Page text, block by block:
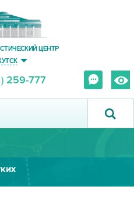
ЦЕНТР
259-777